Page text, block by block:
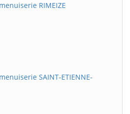
RIMEIZE
SAINT-ETIENNE-